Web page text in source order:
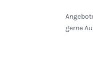
gerne